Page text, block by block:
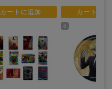
カートに追加 カートに
6